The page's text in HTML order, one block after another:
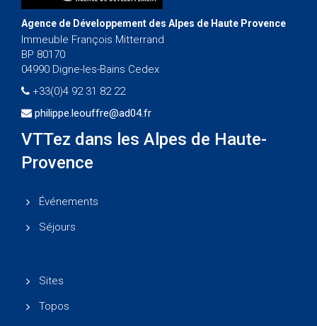
Agence de Développement des Alpes de Haute Provence
Immeuble François Mitterrand
BP 80170
04990 Digne-les-Bains Cedex
+33(0)4 92 31 82 22
philippe.leouffre@ad04.fr
VTTez dans les Alpes de Haute-
Provence
Événements
Séjours
Sites
Topos